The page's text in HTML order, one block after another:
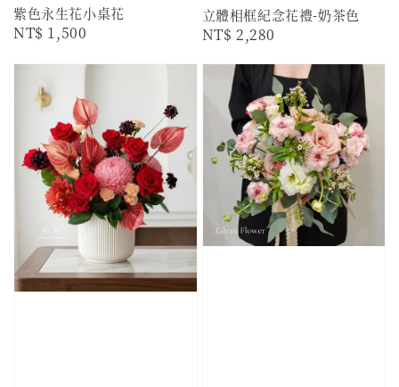
紫色永生花小桌花
Regular
NT$ 1,500
立體相框紀念花禮-奶茶色
Regular
NT$ 2,280